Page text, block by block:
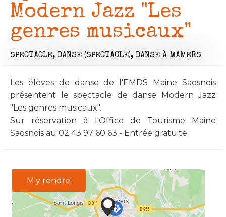
Modern Jazz "Les
genres musicaux"
SPECTACLE, DANSE (SPECTACLE), DANSE À MAMERS
Les élèves de danse de l'EMDS Maine Saosnois
présentent le spectacle de danse Modern Jazz
"Les genres musicaux".
Sur réservation à l'Office de Tourisme Maine
Saosnois au 02 43 97 60 63 - Entrée gratuite
M'y rendre